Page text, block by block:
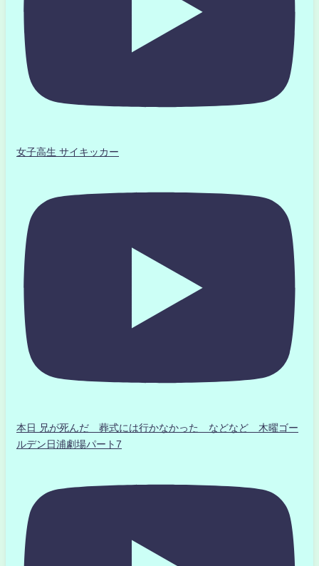
女子高生 サイキッカー
本日 兄が死んだ 葬式には行かなかった などなど 木曜ゴー
ルデン日浦劇場パート7